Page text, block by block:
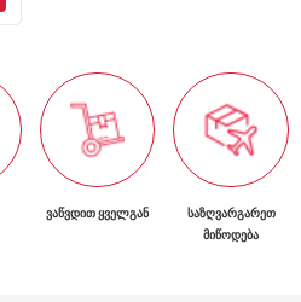
ᲕᲐᲬᲕᲓᲘᲗ ᲧᲕᲔᲚᲒᲐᲜ
ᲡᲐᲖᲦᲕᲐᲠᲒᲐᲠᲔᲗ
ᲛᲘᲬᲝᲓᲔᲑᲐ